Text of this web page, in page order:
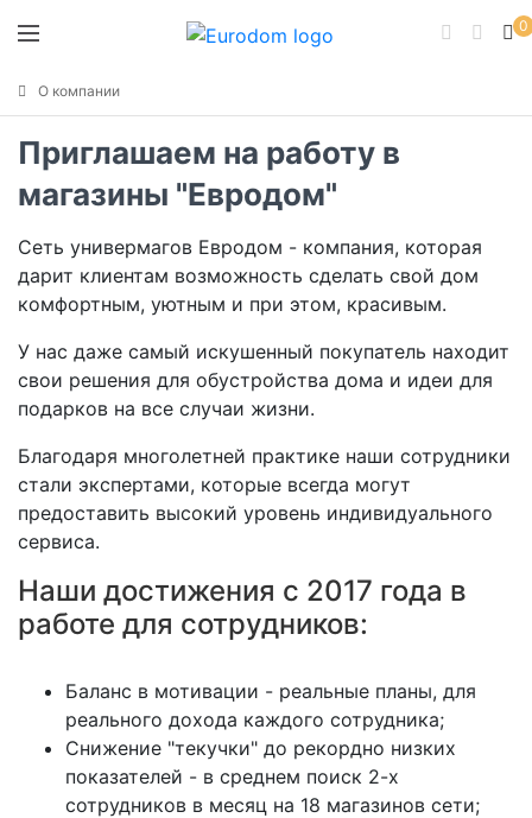
0
О компании
Приглашаем на работу в
магазины "Евродом"
Сеть универмагов Евродом - компания, которая
дарит клиентам возможность сделать свой дом
комфортным, уютным и при этом, красивым.
У нас даже самый искушенный покупатель находит
свои решения для обустройства дома и идеи для
подарков на все случаи жизни.
Благодаря многолетней практике наши сотрудники
стали экспертами, которые всегда могут
предоставить высокий уровень индивидуального
сервиса.
Наши достижения с 2017 года в
работе для сотрудников:
Баланс в мотивации - реальные планы, для
реального дохода каждого сотрудника;
Снижение "текучки" до рекордно низких
показателей - в среднем поиск 2-х
сотрудников в месяц на 18 магазинов сети;